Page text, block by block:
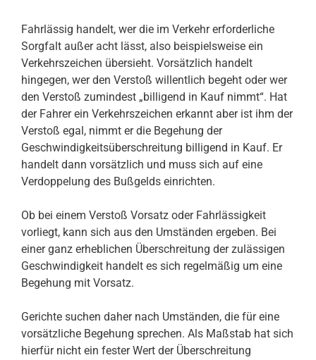
Fahrlässig handelt, wer die im Verkehr erforderliche
Sorgfalt außer acht lässt, also beispielsweise ein
Verkehrszeichen übersieht. Vorsätzlich handelt
hingegen, wer den Verstoß willentlich begeht oder wer
den Verstoß zumindest „billigend in Kauf nimmt“. Hat
der Fahrer ein Verkehrszeichen erkannt aber ist ihm der
Verstoß egal, nimmt er die Begehung der
Geschwindigkeitsüberschreitung billigend in Kauf. Er
handelt dann vorsätzlich und muss sich auf eine
Verdoppelung des Bußgelds einrichten.
Ob bei einem Verstoß Vorsatz oder Fahrlässigkeit
vorliegt, kann sich aus den Umständen ergeben. Bei
einer ganz erheblichen Überschreitung der zulässigen
Geschwindigkeit handelt es sich regelmäßig um eine
Begehung mit Vorsatz.
Gerichte suchen daher nach Umständen, die für eine
vorsätzliche Begehung sprechen. Als Maßstab hat sich
hierfür nicht ein fester Wert der Überschreitung